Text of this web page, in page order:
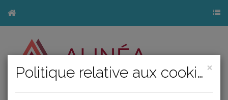
×
Politique relative aux cookies